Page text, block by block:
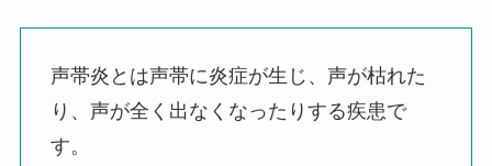
声帯炎とは声帯に炎症が生じ、声が枯れた
り、声が全く出なくなったりする疾患で
す。